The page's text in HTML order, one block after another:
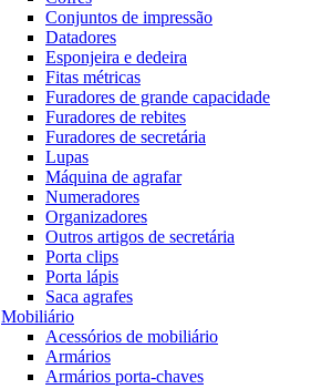
Conjuntos de impressão
Datadores
Esponjeira e dedeira
Fitas métricas
Furadores de grande capacidade
Furadores de rebites
Furadores de secretária
Lupas
Máquina de agrafar
Numeradores
Organizadores
Outros artigos de secretária
Porta clips
Porta lápis
Saca agrafes
Mobiliário
Acessórios de mobiliário
Armários
Armários porta-chaves